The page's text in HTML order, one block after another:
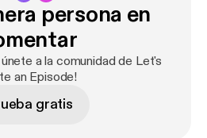
persona en
a la comunidad de Let's
an Episode!
gratis